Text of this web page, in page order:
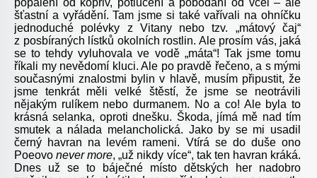
šťastní a vyřádění. Tam jsme si také vařívali na ohníčku
jednoduché polévky z Vitany nebo tzv. „mátový čaj“
z posbíraných lístků okolních rostlin. Ale prosím vás, jaká
se to tehdy vyluhovala ve vodě „máta“! Tak jsme tomu
říkali my nevědomí kluci. Ale po pravdě řečeno, a s mými
současnými znalostmi bylin v hlavě, musím připustit, že
jsme tenkrát měli velké štěstí, že jsme se neotrávili
nějakým rulíkem nebo durmanem. No a co! Ale byla to
krásná selanka, oproti dnešku. Škoda, jímá mě nad tím
smutek a nálada melancholická. Jako by se mi usadil
černý havran na levém rameni. Vtírá se do duše ono
Poeovonever more, „už nikdy více“, tak ten havran kráká.
Dnes už se to báječné místo dětských her nadobro